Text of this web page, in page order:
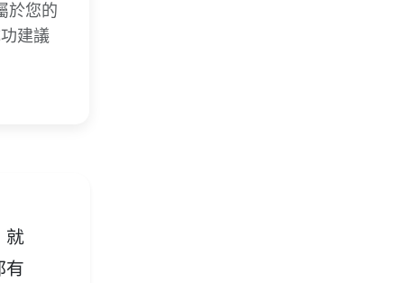
於您的
建議
就
有